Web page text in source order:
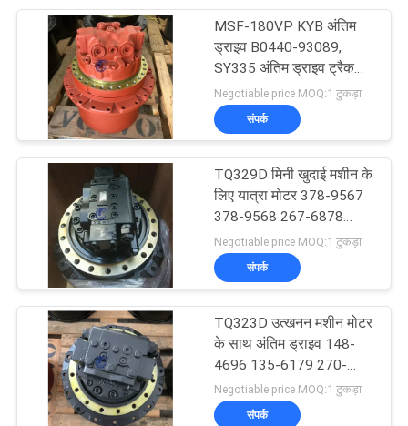
हाइड्रोलिक मरम्मत किट
27
हाइड्रोलिक ओवरफ्लो
वाल्व
MSF-180VP KYB अंतिम
ड्राइव B0440-93089,
SY335 अंतिम ड्राइव ट्रैक
मोटर
Negotiable price MOQ:1 टुकड़ा
संपर्क
TQ329D मिनी खुदाई मशीन के
लिए यात्रा मोटर 378-9567
378-9568 267-6878
334-9988
Negotiable price MOQ:1 टुकड़ा
संपर्क
TQ323D उत्खनन मशीन मोटर
के साथ अंतिम ड्राइव 148-
4696 135-6179 270-
8170 353-0609
Negotiable price MOQ:1 टुकड़ा
संपर्क